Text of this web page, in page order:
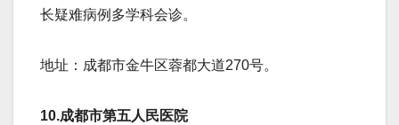
长疑难病例多学科会诊。
​​地址​​：成都市金牛区蓉都大道270号。
​​10.成都市第五人民医院​​